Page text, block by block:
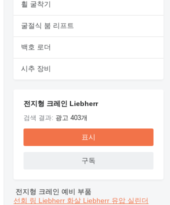
휠 굴착기
굴절식 붐 리프트
백호 로더
시추 장비
전지형 크레인 Liebherr
검색 결과: 광고 403개
표시
구독
전지형 크레인 예비 부품
선회 링 Liebherr 화살 Liebherr 유압 실린더